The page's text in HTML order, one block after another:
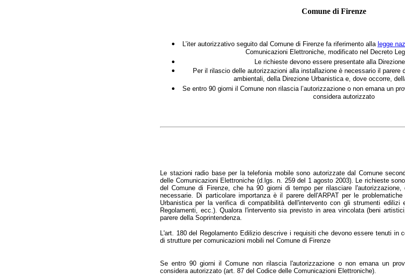
Comune di Firenze
L’iter autorizzativo seguito dal Comune di Firenze fa riferimento alla legge
Comunicazioni Elettroniche, modificato nel Decreto
Le richieste devono essere presentate alla
Per il rilascio delle autorizzazioni alla installazione è necessario il parere
ambientali, della Direzione Urbanistica e, dove occorre,
Se entro 90 giorni il Comune non rilascia l’autorizzazione o non emana un
considera autorizzato
Le stazioni radio base per la telefonia mobile sono autorizzate dal Comune
delle Comunicazioni Elettroniche (d.lgs. n. 259 del 1 agosto 2003). Le richieste
del Comune di Firenze, che ha 90 giorni di tempo per rilasciare
necessarie. Di particolare importanza è il parere dell'ARPAT per le
Urbanistica per la verifica di compatibilità dell'intervento con gli strumenti edilizi
Regolamenti, ecc.). Qualora l'intervento sia previsto in area vincolata (beni
parere della Soprintendenza.
L'art. 180 del Regolamento Edilizio descrive i requisiti che devono essere tenuti in
di strutture per comunicazioni mobili nel Comune di Firenze
Se entro 90 giorni il Comune non rilascia l'autorizzazione o non emana un
considera autorizzato (art. 87 del Codice delle Comunicazioni Elettroniche).